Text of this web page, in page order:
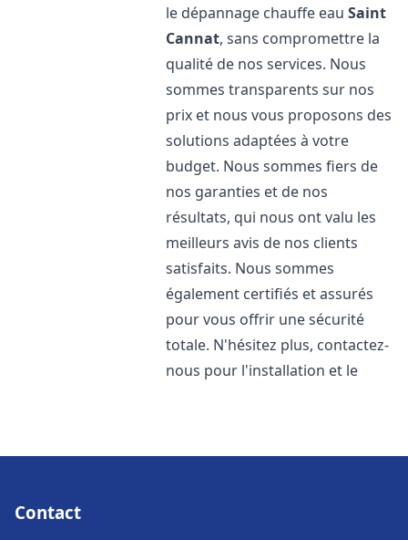
le dépannage chauffe eauSaint
Cannat, sans compromettre la
qualité de nos services. Nous
sommes transparents sur nos
prix et nous vous proposons des
solutions adaptées à votre
budget. Nous sommes fiers de
nos garanties et de nos
résultats, qui nous ont valu les
meilleurs avis de nos clients
satisfaits. Nous sommes
également certifiés et assurés
pour vous offrir une sécurité
totale. N'hésitez plus, contactez-
nous pour l'installation et le
Contact